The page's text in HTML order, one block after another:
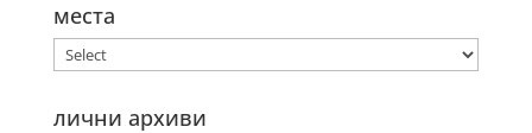
места
лични архиви